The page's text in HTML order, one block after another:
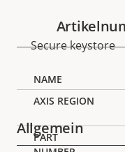
Secure keystore
Allgemein